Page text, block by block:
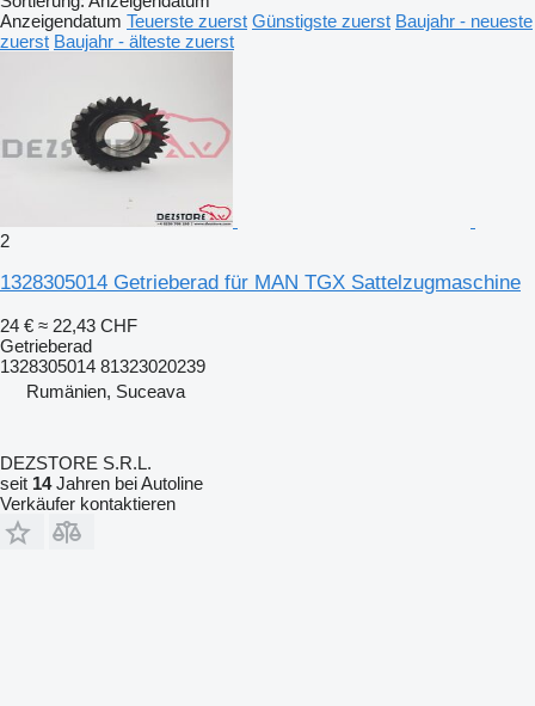
Anzeigendatum Teuerste zuerst Günstigste zuerst Baujahr - neueste
zuerst Baujahr - älteste zuerst
2
1328305014 Getrieberad für MAN TGX Sattelzugmaschine
24 € ≈ 22,43 CHF
Getrieberad
1328305014 81323020239
Rumänien, Suceava
DEZSTORE S.R.L.
seit 14Jahren bei Autoline
Verkäufer kontaktieren